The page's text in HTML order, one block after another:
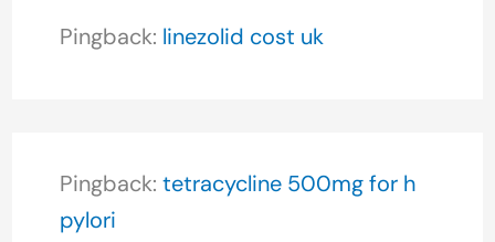
Pingback: linezolid cost uk
Pingback: tetracycline 500mg for h
pylori